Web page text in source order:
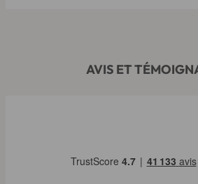
AVIS ET